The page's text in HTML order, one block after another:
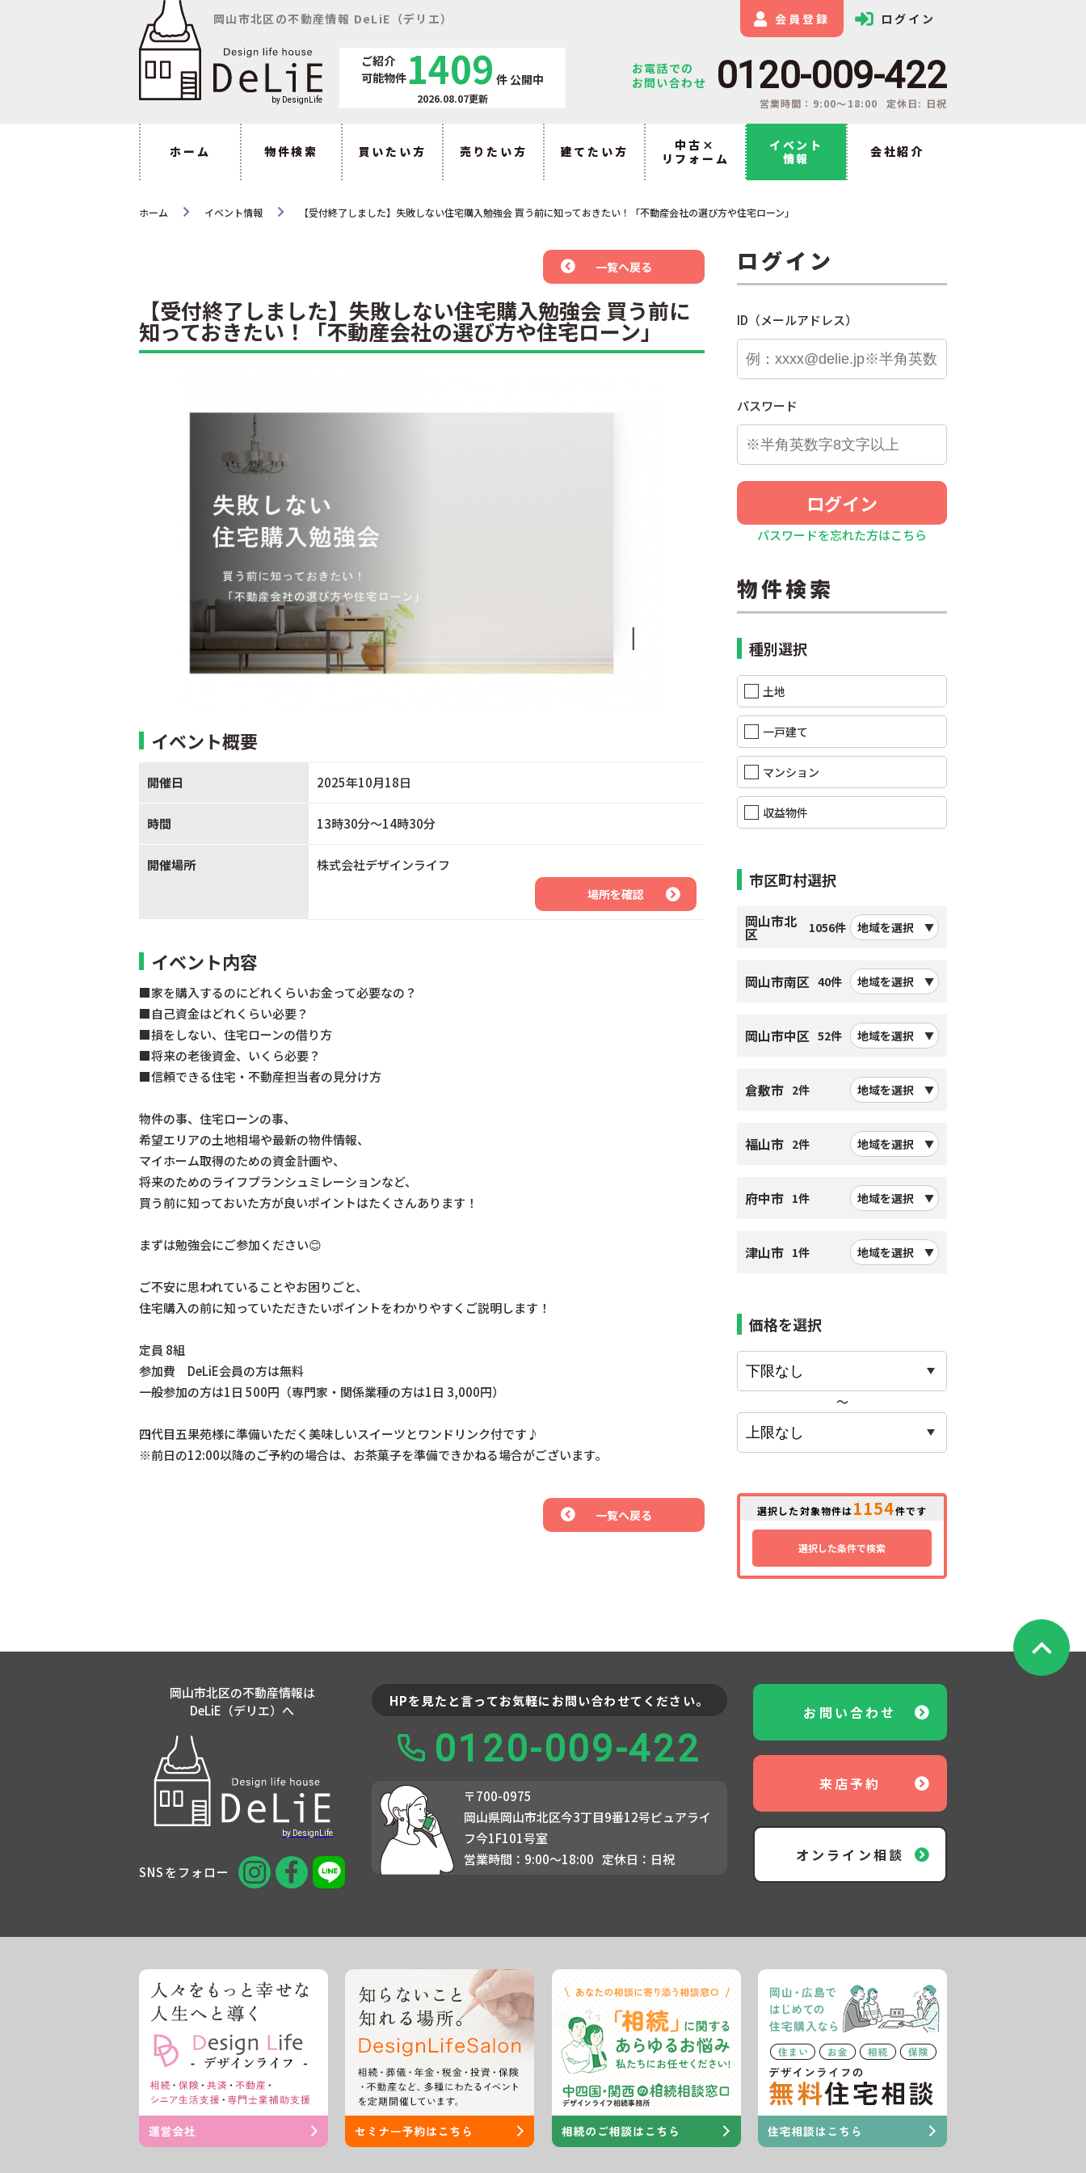
岡山市北区の不動産情報 DeLiE（デリエ） 会員登録 ログイン
ご紹介
可能物件1409 件公開中
2026.08.07更新
お電話での
お問い合わせ
0120-009-422
営業時間：9:00〜18:00 定休日: 日祝
ホーム 物件検索 買いたい方 売りたい方 建てたい方
中古×
リフォーム
イベント
情報
会社紹介
ホーム イベント情報 【受付終了しました】失敗しない住宅購入勉強会 買う前に知っておきたい！「不動産会社の選び方や住宅ローン」
一覧へ戻る
【受付終了しました】失敗しない住宅購入勉強会 買う前に
知っておきたい！「不動産会社の選び方や住宅ローン」
イベント概要
開催日 2025年10月18日
時間 13時30分～14時30分
開催場所 株式会社デザインライフ
場所を確認
イベント内容
■家を購入するのにどれくらいお金って必要なの？
■自己資金はどれくらい必要？
■損をしない、住宅ローンの借り方
■将来の老後資金、いくら必要？
■信頼できる住宅・不動産担当者の見分け方
物件の事、住宅ローンの事、
希望エリアの土地相場や最新の物件情報、
マイホーム取得のための資金計画や、
将来のためのライフプランシュミレーションなど、
買う前に知っておいた方が良いポイントはたくさんあります！
まずは勉強会にご参加ください😊
ご不安に思われていることやお困りごと、
住宅購入の前に知っていただきたいポイントをわかりやすくご説明します！
定員 8組
参加費 DeLiE会員の方は無料
一般参加の方は1日 500円（専門家・関係業種の方は1日 3,000円）
四代目五果苑様に準備いただく美味しいスイーツとワンドリンク付です♪
※前日の12:00以降のご予約の場合は、お茶菓子を準備できかねる場合がございます。
一覧へ戻る
ログイン
ID（メールアドレス）
パスワード
ログイン
パスワードを忘れた方はこちら
物件検索
種別選択
土地
一戸建て
マンション
収益物件
市区町村選択
岡山市北
区 1056件 地域を選択
岡山市南区 40件 地域を選択
岡山市中区 52件 地域を選択
倉敷市 2件 地域を選択
福山市 2件 地域を選択
府中市 1件 地域を選択
津山市 1件 地域を選択
価格を選択
〜
選択した対象物件は1154件です
選択した条件で検索
岡山市北区の不動産情報は
DeLiE（デリエ）へ
SNSをフォロー
HPを見たと言ってお気軽にお問い合わせてください。
0120-009-422
〒700-0975
岡山県岡山市北区今3丁目9番12号ピュアライ
フ今1F101号室
営業時間：9:00〜18:00 定休日：日祝
お問い合わせ
来店予約
オンライン相談